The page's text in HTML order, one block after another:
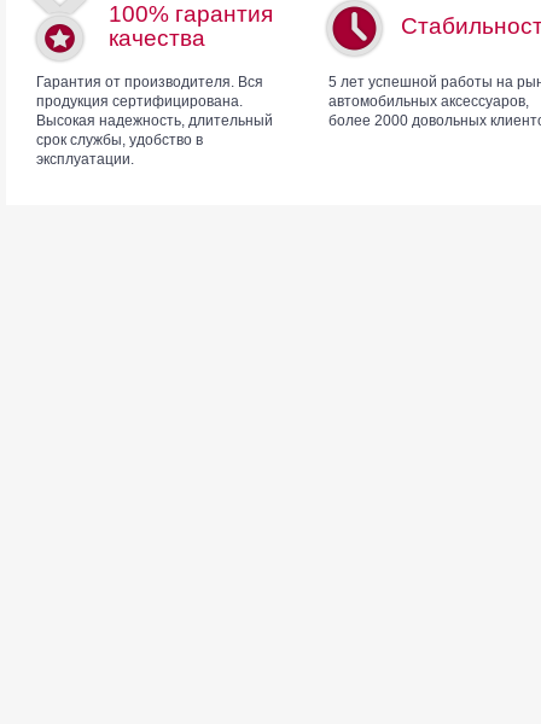
100% гарантия
качества
Гарантия от производителя. Вся
продукция сертифицирована.
Высокая надежность, длительный
срок службы, удобство в
эксплуатации.
5 лет успешной работы на
автомобильных аксессуаров,
более 2000 довольных